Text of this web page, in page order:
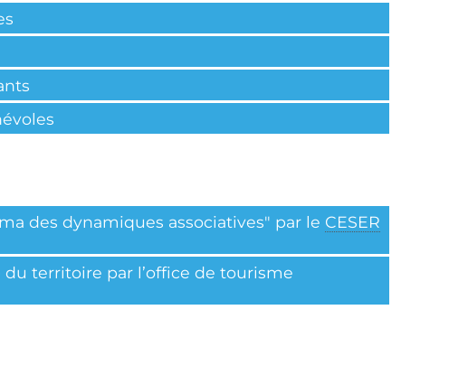
des dynamiques associatives" par le CESER
du territoire par l’office de tourisme